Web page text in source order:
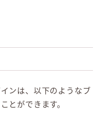
ンは、以下のようなブ
とができます。